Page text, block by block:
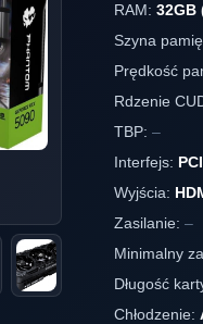
RAM: 32GB
Szyna
Prędkość
Rdzenie
TBP: –
Interfejs:
Wyjścia:
Zasilanie: –
Minimalny
Długość
Chłodzenie: